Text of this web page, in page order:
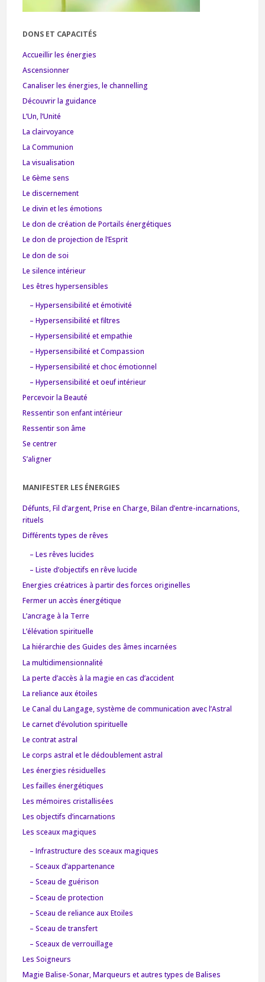
DONS ET CAPACITÉS
Accueillir les énergies
Ascensionner
Canaliser les énergies, le channelling
Découvrir la guidance
L’Un, l’Unité
La clairvoyance
La Communion
La visualisation
Le 6ème sens
Le discernement
Le divin et les émotions
Le don de création de Portails énergétiques
Le don de projection de l’Esprit
Le don de soi
Le silence intérieur
Les êtres hypersensibles
– Hypersensibilité et émotivité
– Hypersensibilité et filtres
– Hypersensibilité et empathie
– Hypersensibilité et Compassion
– Hypersensibilité et choc émotionnel
– Hypersensibilité et oeuf intérieur
Percevoir la Beauté
Ressentir son enfant intérieur
Ressentir son âme
Se centrer
S’aligner
MANIFESTER LES ÉNERGIES
Défunts, Fil d’argent, Prise en Charge, Bilan d’entre-incarnations,
rituels
Différents types de rêves
– Les rêves lucides
– Liste d’objectifs en rêve lucide
Energies créatrices à partir des forces originelles
Fermer un accès énergétique
L’ancrage à la Terre
L’élévation spirituelle
La hiérarchie des Guides des âmes incarnées
La multidimensionnalité
La perte d’accès à la magie en cas d’accident
La reliance aux étoiles
Le Canal du Langage, système de communication avec l’Astral
Le carnet d’évolution spirituelle
Le contrat astral
Le corps astral et le dédoublement astral
Les énergies résiduelles
Les failles énergétiques
Les mémoires cristallisées
Les objectifs d’incarnations
Les sceaux magiques
– Infrastructure des sceaux magiques
– Sceaux d’appartenance
– Sceau de guérison
– Sceau de protection
– Sceau de reliance aux Etoiles
– Sceau de transfert
– Sceaux de verrouillage
Les Soigneurs
Magie Balise-Sonar, Marqueurs et autres types de Balises